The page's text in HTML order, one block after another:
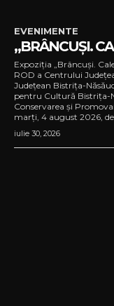
EVENIMENTE
„BRÂNCUȘI.
Expoziția „Brâncuși.
ROD a Centrului Județean
Județean Bistrița-
pentru Cultură Bistrița-
Conservarea și
marți, 4 august 2026, de
iulie 30, 2026